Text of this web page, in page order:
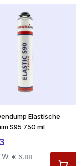
Elastische
S95 750 ml
€ 6,88